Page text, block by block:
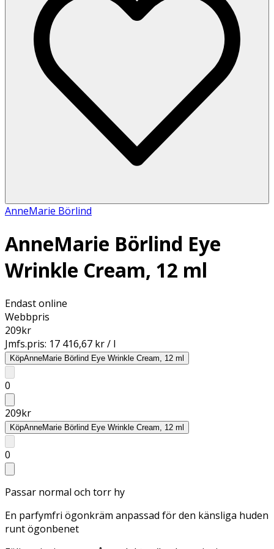
AnneMarie Börlind
AnneMarie Börlind Eye
Wrinkle Cream, 12 ml
Endast online
Webbpris
209kr
Jmfs.pris: 17 416,67 kr / l
KöpAnneMarie Börlind Eye Wrinkle Cream, 12 ml
0
209kr
KöpAnneMarie Börlind Eye Wrinkle Cream, 12 ml
0
Passar normal och torr hy
En parfymfri ögonkräm anpassad för den känsliga huden
runt ögonbenet